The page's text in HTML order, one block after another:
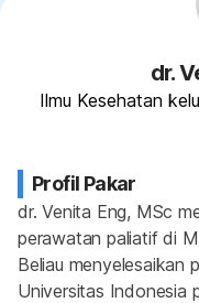
dr.
Ilmu Kesehatan
Profil Pakar
dr. Venita Eng, MSc
perawatan paliatif di
Beliau menyelesaikan
Universitas Indonesia